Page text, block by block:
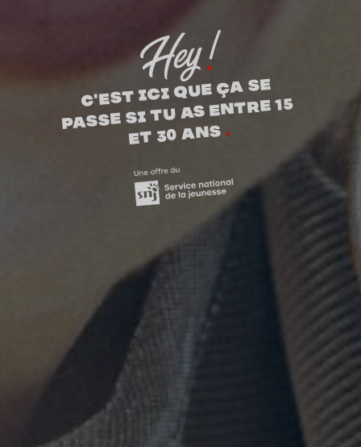
C'est ici que ça se
passe si tu as entre 15
et 30 ans.